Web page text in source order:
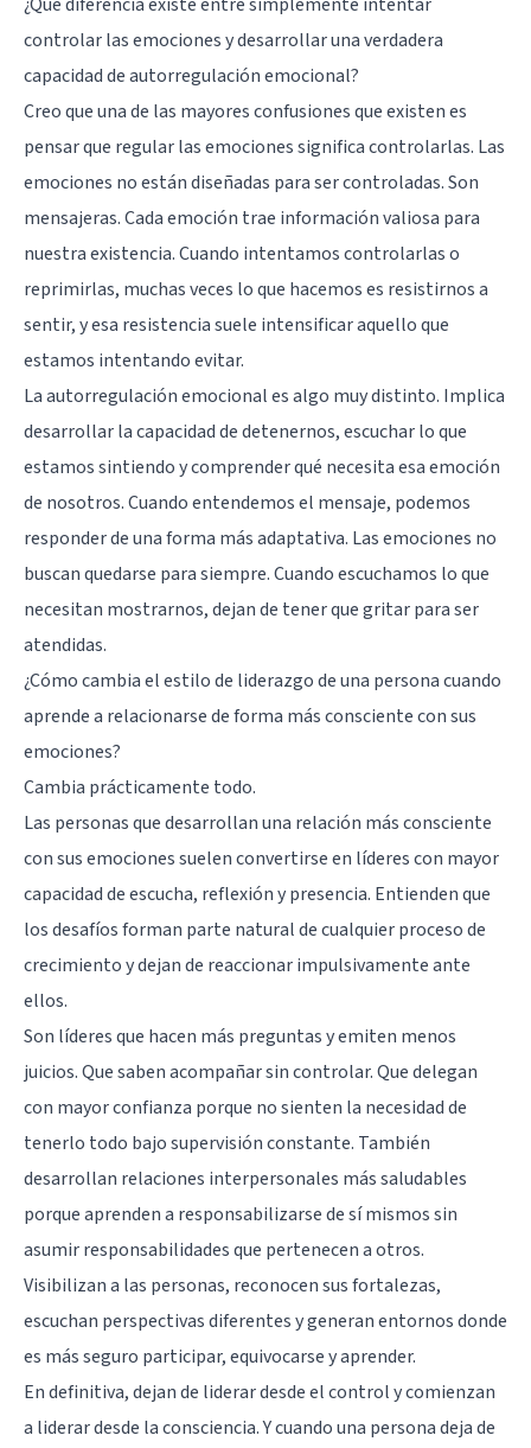
controlar las emociones y desarrollar una verdadera
capacidad de autorregulación emocional?
Creo que una de las mayores confusiones que existen es
pensar que regular las emociones significa controlarlas. Las
emociones no están diseñadas para ser controladas. Son
mensajeras. Cada emoción trae información valiosa para
nuestra existencia. Cuando intentamos controlarlas o
reprimirlas, muchas veces lo que hacemos es resistirnos a
sentir, y esa resistencia suele intensificar aquello que
estamos intentando evitar.
La autorregulación emocional es algo muy distinto. Implica
desarrollar la capacidad de detenernos, escuchar lo que
estamos sintiendo y comprender qué necesita esa emoción
de nosotros. Cuando entendemos el mensaje, podemos
responder de una forma más adaptativa. Las emociones no
buscan quedarse para siempre. Cuando escuchamos lo que
necesitan mostrarnos, dejan de tener que gritar para ser
atendidas.
¿Cómo cambia el estilo de liderazgo de una persona cuando
aprende a relacionarse de forma más consciente con sus
emociones?
Cambia prácticamente todo.
Las personas que desarrollan una relación más consciente
con sus emociones suelen convertirse en líderes con mayor
capacidad de escucha, reflexión y presencia. Entienden que
los desafíos forman parte natural de cualquier proceso de
crecimiento y dejan de reaccionar impulsivamente ante
ellos.
Son líderes que hacen más preguntas y emiten menos
juicios. Que saben acompañar sin controlar. Que delegan
con mayor confianza porque no sienten la necesidad de
tenerlo todo bajo supervisión constante. También
desarrollan relaciones interpersonales más saludables
porque aprenden a responsabilizarse de sí mismos sin
asumir responsabilidades que pertenecen a otros.
Visibilizan a las personas, reconocen sus fortalezas,
escuchan perspectivas diferentes y generan entornos donde
es más seguro participar, equivocarse y aprender.
En definitiva, dejan de liderar desde el control y comienzan
a liderar desde la consciencia. Y cuando una persona deja de